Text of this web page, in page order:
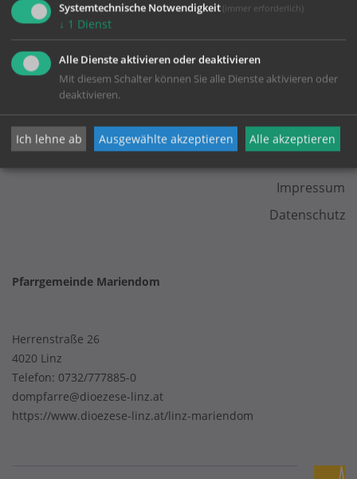
KONTAKT
Impressum
Datenschutz
Pfarrgemeinde Mariendom
Herrenstraße 26
4020 Linz
Telefon: 0732/777885-0
dompfarre@dioezese-linz.at
https://www.dioezese-linz.at/linz-mariendom
Systemtechnische Notwendigkeit (immer erforderlich)
↓ 1 Dienst
Alle Dienste aktivieren oder deaktivieren
Mit diesem Schalter können Sie alle Dienste aktivieren oder
deaktivieren.
Ich lehne ab Ausgewählte akzeptieren Alle akzeptieren